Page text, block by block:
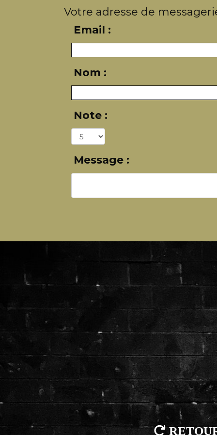
Votre adresse de
Email :
Nom :
Note :
Message :
